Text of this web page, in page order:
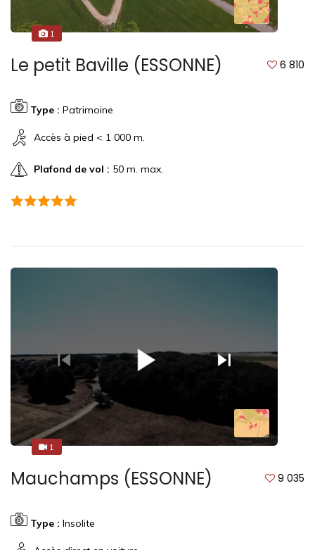
1
Le petit Baville (ESSONNE) 6 810
Type : Patrimoine
Accès à pied < 1 000 m.
Plafond de vol : 50 m. max.
1
1
Mauchamps (ESSONNE) 9 035
Type : Insolite